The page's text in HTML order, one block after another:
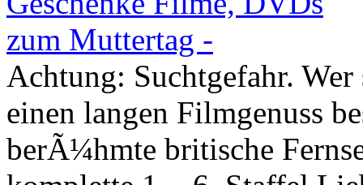
Achtung: Suchtgefahr.
einen langen Filmgenuss
berÃ¼hmte britische